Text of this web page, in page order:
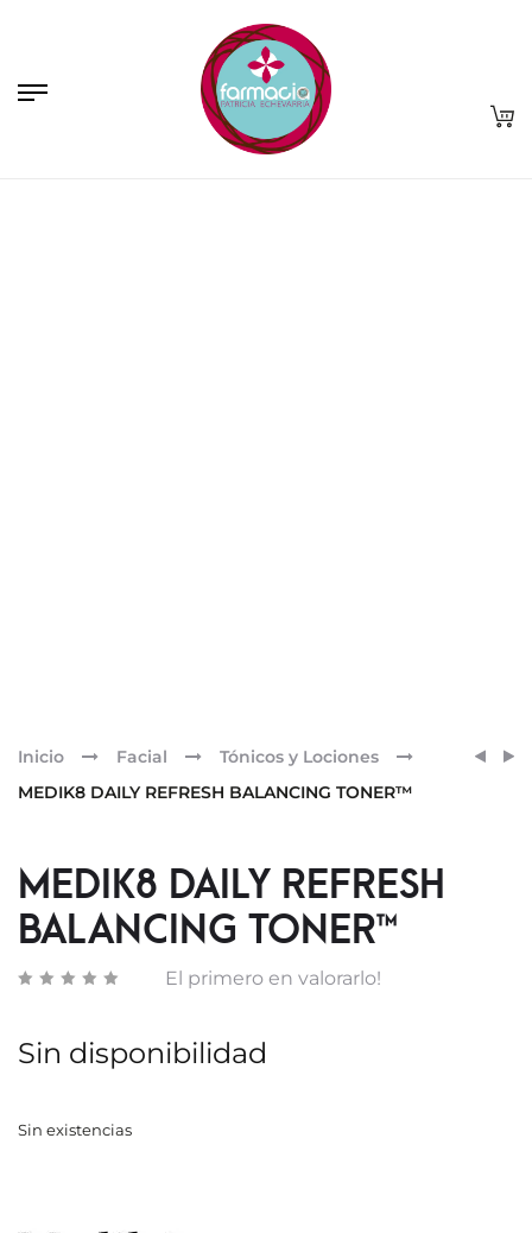
Inicio Facial
Tónicos y Lociones
MEDIK8 DAILY REFRESH BALANCING TONER™
MEDIK8 DAILY REFRESH
BALANCING TONER™
El primero en valorarlo!
Sin disponibilidad
Sin existencias